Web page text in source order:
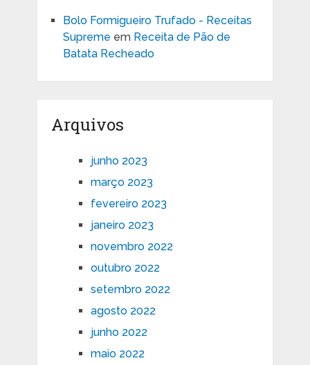
Bolo Formigueiro Trufado - Receitas
Supreme em Receita de Pão de
Batata Recheado
Arquivos
junho 2023
março 2023
fevereiro 2023
janeiro 2023
novembro 2022
outubro 2022
setembro 2022
agosto 2022
junho 2022
maio 2022